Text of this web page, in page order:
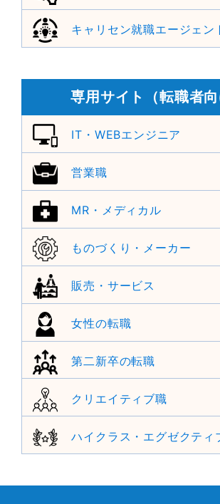
キャリセン就職エージェン
専用サイト（転職者向
IT・WEBエンジニア
営業職
MR・メディカル
ものづくり・メーカー
販売・サービス
女性の転職
第二新卒の転職
クリエイティブ職
ハイクラス・エグゼクティ